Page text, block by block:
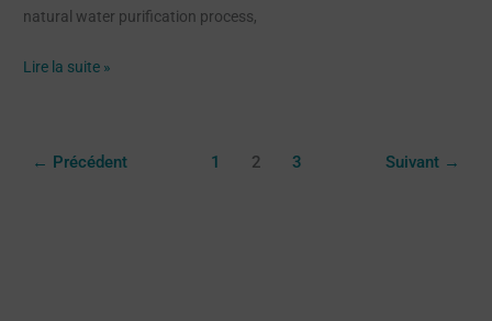
natural water purification process,
Lire la suite »
← Précédent 1 2 3 Suivant →